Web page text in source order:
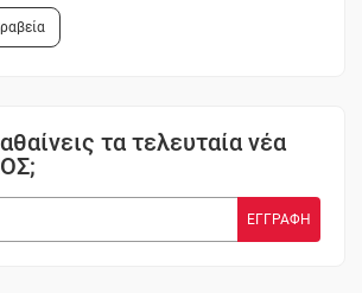
τα τελευταία νέα